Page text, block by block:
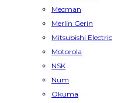
Mecman
Merlin Gerin
Mitsubishi Electric
Motorola
NSK
Num
Okuma